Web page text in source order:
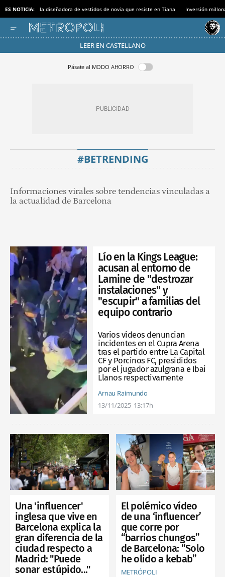
ES NOTICIA: la diseñadora de vestidos de novia que resiste en Tiana Inversión
LEER EN CASTELLANO
Pásate al MODO AHORRO
#BETRENDING
Informaciones virales sobre tendencias vinculadas a
la actualidad de Barcelona
Lío en la Kings League:
acusan al entorno de
Lamine de "destrozar
instalaciones" y
"escupir" a familias del
equipo contrario
Varios vídeos denuncian
incidentes en el Cupra Arena
tras el partido entre La Capital
CF y Porcinos FC, presididos
por el jugador azulgrana e Ibai
Llanos respectivamente
Arnau Raimundo
13/11/2025 13:17h
Una 'influencer'
inglesa que vive en
Barcelona explica la
gran diferencia de la
ciudad respecto a
Madrid: "Puede
sonar estúpido..."
El polémico vídeo
de una ‘influencer’
que corre por
“barrios chungos”
de Barcelona: “Solo
he olido a kebab”
METRÓPOLI